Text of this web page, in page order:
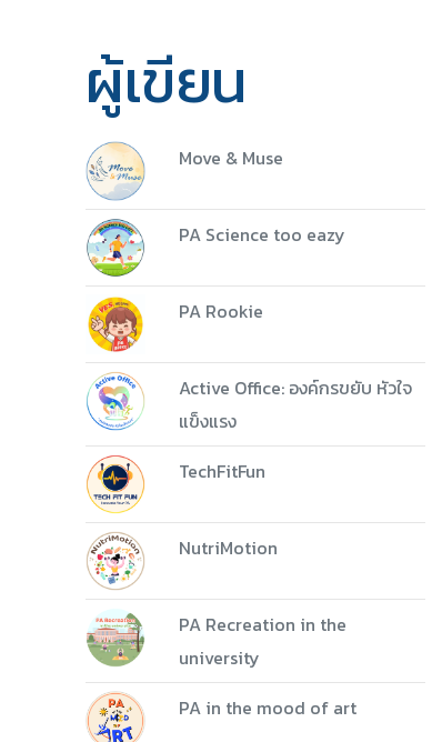
Download
ผู้เขียน
Move & Muse
PA Science too eazy
PA Rookie
Active Office: องค์กรขยับ หัวใจ
แข็งแรง
TechFitFun
NutriMotion
PA Recreation in the
university
PA in the mood of art